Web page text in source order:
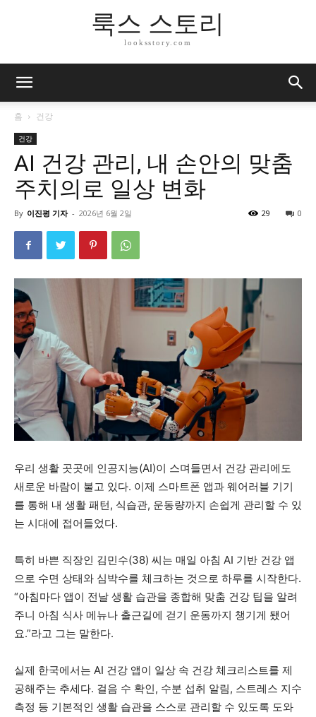
룩스 스토리
looksstory.com
홈 건강
건강
AI 건강 관리, 내 손안의 맞춤
주치의로 일상 변화
By 이진평 기자 - 2026년 6월 2일 0
29
우리 생활 곳곳에 인공지능(AI)이 스며들면서 건강 관리에도
새로운 바람이 불고 있다. 이제 스마트폰 앱과 웨어러블 기기
를 통해 내 생활 패턴, 식습관, 운동량까지 손쉽게 관리할 수 있
는 시대에 접어들었다.
특히 바쁜 직장인 김민수(38) 씨는 매일 아침 AI 기반 건강 앱
으로 수면 상태와 심박수를 체크하는 것으로 하루를 시작한다.
“아침마다 앱이 전날 생활 습관을 종합해 맞춤 건강 팁을 알려
주니 아침 식사 메뉴나 출근길에 걷기 운동까지 챙기게 됐어
요.”라고 그는 말한다.
실제 한국에서는 AI 건강 앱이 일상 속 건강 체크리스트를 제
공해주는 추세다. 걸음 수 확인, 수분 섭취 알림, 스트레스 지수
측정 등 기본적인 생활 습관을 스스로 관리할 수 있도록 도와